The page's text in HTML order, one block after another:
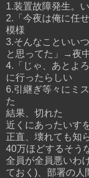
1.装置故障発生。
2.「今夜は俺に任
模様
3.そんなこといい
と思ってた」→夜
4.「じゃ、あとよ
に行ったらしい
6.引継ぎ等々にミ
た
結果、切れた
近くにあったいす
正直、壊れても知
40万ほどするそう
全員が全員悪いわ
ておく)、部署の人